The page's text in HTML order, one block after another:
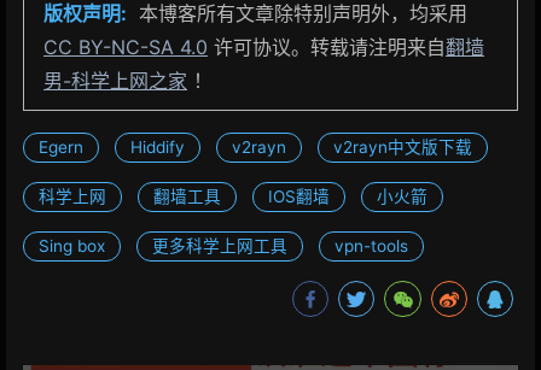
版权声明: 本博客所有文章除特别声明外，均采用
CC BY-NC-SA 4.0 许可协议。转载请注明来自翻墙
男-科学上网之家 ！
Egern Hiddify v2rayn v2rayn中文版下载
科学上网 翻墙工具 IOS翻墙 小火箭
Sing box 更多科学上网工具 vpn-tools